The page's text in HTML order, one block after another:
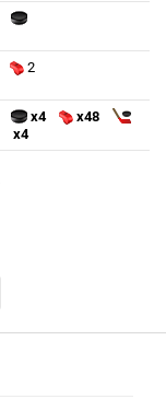
2
x4
x48
x4